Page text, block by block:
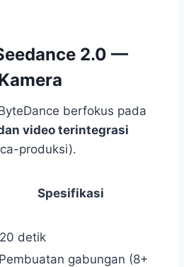
2.0 —
berfokus pada
video terintegrasi
produksi).
Spesifikasi
detik
Pembuatan gabungan (8+